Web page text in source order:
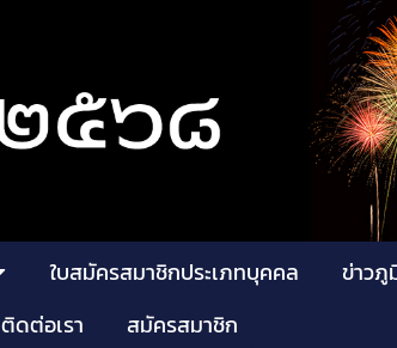
ใบสมัครสมาชิกประเภทบุคคล
ข่าวภู
ติดต่อเรา
สมัครสมาชิก